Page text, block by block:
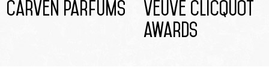
carven parfums
veuve clicquot
awards